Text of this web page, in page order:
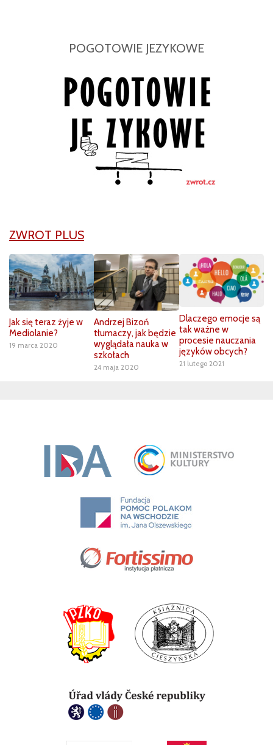
POGOTOWIE JEZYKOWE
ZWROT PLUS
Jak się teraz żyje w
Mediolanie?
19 marca 2020
Andrzej Bizoń
tłumaczy, jak będzie
wyglądała nauka w
szkołach
24 maja 2020
Dlaczego emocje są
tak ważne w
procesie nauczania
języków obcych?
21 lutego 2021